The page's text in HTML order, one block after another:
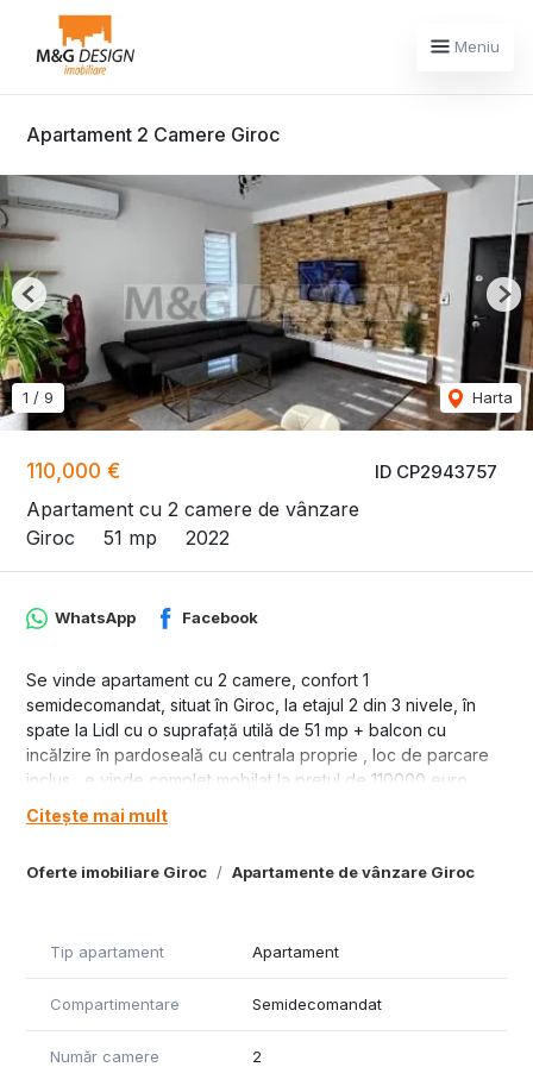
Meniu
Apartament 2 Camere Giroc
ID CP2943757
110,000 €
Apartament cu 2 camere de vânzare
Giroc
51 mp 2022
1 / 9 Harta
Previous
Oferte imobiliare Giroc Apartamente de vânzare Giroc
WhatsApp Facebook
Se vinde apartament cu 2 camere, confort 1
semidecomandat, situat în Giroc, la etajul 2 din 3 nivele, în
spate la Lidl cu o suprafață utilă de 51 mp + balcon cu
incălzire în pardoseală cu centrala proprie , loc de parcare
inclus , e vinde complet mobilat la pretul de 110000 euro.
Citește mai mult
Tip apartament Apartament
Compartimentare Semidecomandat
Număr camere 2